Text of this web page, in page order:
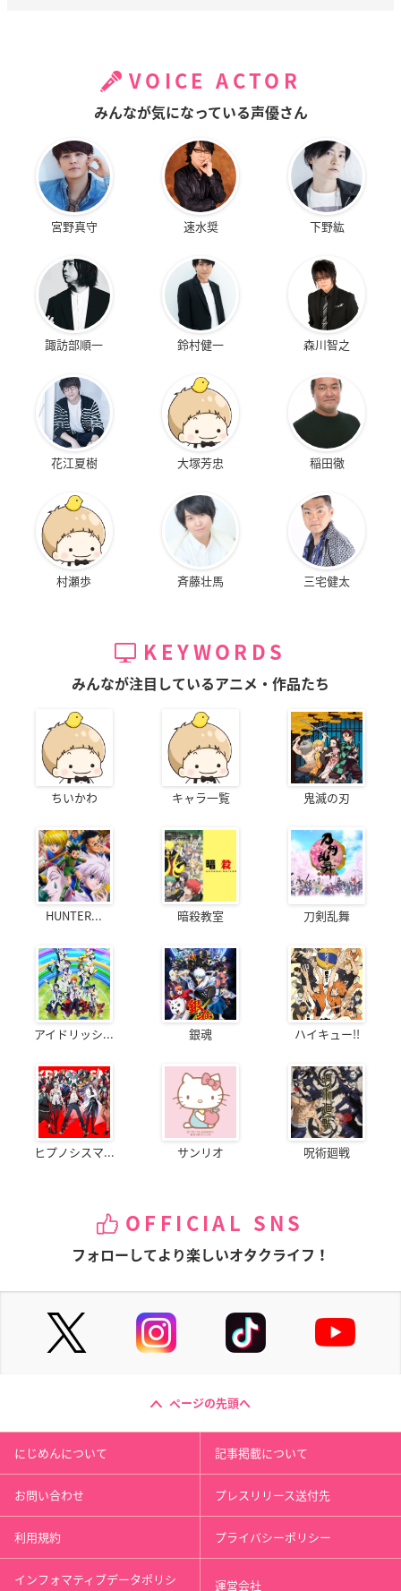
VOICE ACTOR
みんなが気になっている声優さん
宮野真守 速水奨 下野紘
諏訪部順一 鈴村健一 森川智之
花江夏樹 大塚芳忠 稲田徹
村瀬歩 斉藤壮馬 三宅健太
KEYWORDS
みんなが注目しているアニメ・作品たち
ちいかわ キャラ一覧 鬼滅の刃
HUNTER... 暗殺教室 刀剣乱舞
アイドリッシ... 銀魂 ハイキュー!!
ヒプノシスマ... サンリオ 呪術廻戦
OFFICIAL SNS
フォローしてより楽しいオタクライフ！
ページの先頭へ
にじめんについて 記事掲載について
お問い合わせ プレスリリース送付先
利用規約 プライバシーポリシー
インフォマティブデータポリシ 運営会社